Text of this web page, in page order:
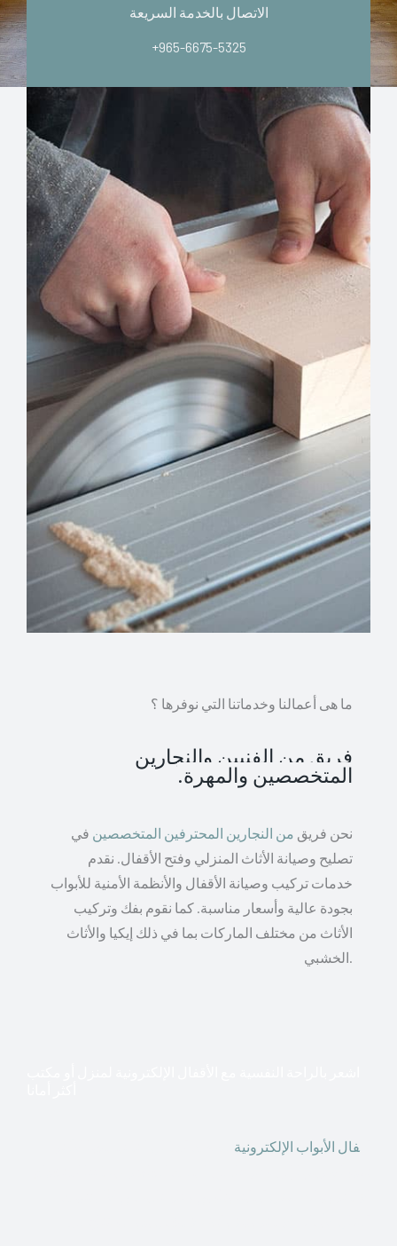
الاتصال بالخدمة السريعة
+965-6675-5325
ما هى أعمالنا وخدماتنا التي نوفرها ؟
فريق من الفنيين والنجارين
المتخصصين والمهرة.
نحن فريق من النجارين المحترفين المتخصصين في
تصليح وصيانة الأثاث المنزلي وفتح الأقفال. نقدم
خدمات تركيب وصيانة الأقفال والأنظمة الأمنية للأبواب
بجودة عالية وأسعار مناسبة. كما نقوم بفك وتركيب
الأثاث من مختلف الماركات بما في ذلك إيكيا والأثاث
الخشبي.
فال الأبواب الإلكترونية